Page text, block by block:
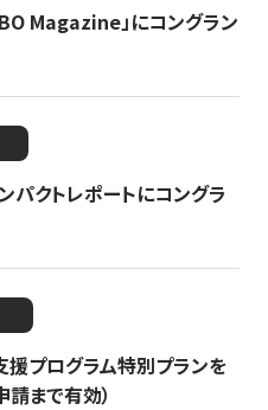
Magazine」にコングラン
クトレポートにコングラ
援プログラム特別プランを
まで有効）